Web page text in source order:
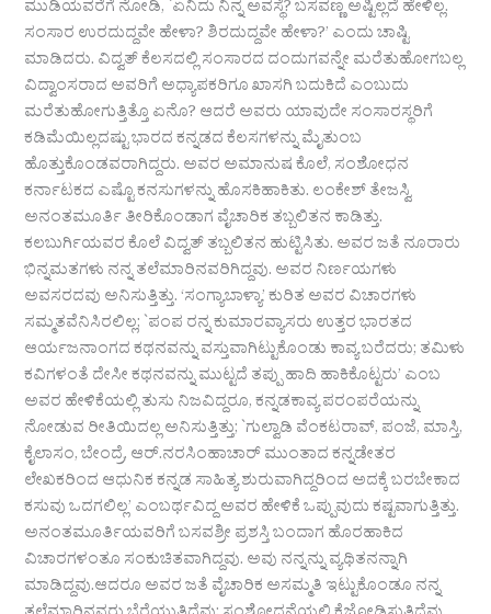
ಮುಡಿಯವರೆಗೆ ನೋಡಿ, `ಏನಿದು ನಿನ್ನ ಅವಸ್ಥೆ? ಬಸವಣ್ಣ ಅಷ್ಟಿಲ್ಲದೆ ಹೇಳಿಲ್ಲ.
ಸಂಸಾರ ಉರದುದ್ದವೇ ಹೇಳಾ? ಶಿರದುದ್ದವೇ ಹೇಳಾ?’ ಎಂದು ಚಾಷ್ಟಿ
ಮಾಡಿದರು. ವಿದ್ವತ್ ಕೆಲಸದಲ್ಲಿ ಸಂಸಾರದ ದಂದುಗವನ್ನೇ ಮರೆತುಹೋಗಬಲ್ಲ
ವಿದ್ವಾಂಸರಾದ ಅವರಿಗೆ ಅಧ್ಯಾಪಕರಿಗೂ ಖಾಸಗಿ ಬದುಕಿದೆ ಎಂಬುದು
ಮರೆತುಹೋಗುತ್ತಿತ್ತೊ ಏನೊ? ಆದರೆ ಅವರು ಯಾವುದೇ ಸಂಸಾರಸ್ಥರಿಗೆ
ಕಡಿಮೆಯಿಲ್ಲದಷ್ಟು ಭಾರದ ಕನ್ನಡದ ಕೆಲಸಗಳನ್ನು ಮೈತುಂಬ
ಹೊತ್ತುಕೊಂಡವರಾಗಿದ್ದರು. ಅವರ ಅಮಾನುಷ ಕೊಲೆ, ಸಂಶೋಧನ
ಕರ್ನಾಟಕದ ಎಷ್ಟೊ ಕನಸುಗಳನ್ನು ಹೊಸಕಿಹಾಕಿತು. ಲಂಕೇಶ್ ತೇಜಸ್ವಿ
ಅನಂತಮೂರ್ತಿ ತೀರಿಕೊಂಡಾಗ ವೈಚಾರಿಕ ತಬ್ಬಲಿತನ ಕಾಡಿತ್ತು.
ಕಲಬುರ್ಗಿಯವರ ಕೊಲೆ ವಿದ್ವತ್ ತಬ್ಬಲಿತನ ಹುಟ್ಟಿಸಿತು. ಅವರ ಜತೆ ನೂರಾರು
ಭಿನ್ನಮತಗಳು ನನ್ನ ತಲೆಮಾರಿನವರಿಗಿದ್ದವು. ಅವರ ನಿರ್ಣಯಗಳು
ಅವಸರದವು ಅನಿಸುತ್ತಿತ್ತು. ‘ಸಂಗ್ಯಾಬಾಳ್ಯಾ’ ಕುರಿತ ಅವರ ವಿಚಾರಗಳು
ಸಮ್ಮತವೆನಿಸಿರಲಿಲ್ಲ; `ಪಂಪ ರನ್ನ ಕುಮಾರವ್ಯಾಸರು ಉತ್ತರ ಭಾರತದ
ಆರ್ಯಜನಾಂಗದ ಕಥನವನ್ನು ವಸ್ತುವಾಗಿಟ್ಟುಕೊಂಡು ಕಾವ್ಯ ಬರೆದರು; ತಮಿಳು
ಕವಿಗಳಂತೆ ದೇಸೀ ಕಥನವನ್ನು ಮುಟ್ಟದೆ ತಪ್ಪು ಹಾದಿ ಹಾಕಿಕೊಟ್ಟರು’ ಎಂಬ
ಅವರ ಹೇಳಿಕೆಯಲ್ಲಿ ತುಸು ನಿಜವಿದ್ದರೂ, ಕನ್ನಡಕಾವ್ಯ ಪರಂಪರೆಯನ್ನು
ನೋಡುವ ರೀತಿಯಿದಲ್ಲ ಅನಿಸುತ್ತಿತ್ತು; `ಗುಲ್ವಾಡಿ ವೆಂಕಟರಾವ್, ಪಂಜೆ, ಮಾಸ್ತಿ,
ಕೈಲಾಸಂ, ಬೇಂದ್ರೆ, ಆರ್.ನರಸಿಂಹಾಚಾರ್ ಮುಂತಾದ ಕನ್ನಡೇತರ
ಲೇಖಕರಿಂದ ಆಧುನಿಕ ಕನ್ನಡ ಸಾಹಿತ್ಯ ಶುರುವಾಗಿದ್ದರಿಂದ ಅದಕ್ಕೆ ಬರಬೇಕಾದ
ಕಸುವು ಒದಗಲಿಲ್ಲ’ ಎಂಬರ್ಥವಿದ್ದ ಅವರ ಹೇಳಿಕೆ ಒಪ್ಪುವುದು ಕಷ್ಟವಾಗುತ್ತಿತ್ತು.
ಅನಂತಮೂರ್ತಿಯವರಿಗೆ ಬಸವಶ್ರೀ ಪ್ರಶಸ್ತಿ ಬಂದಾಗ ಹೊರಹಾಕಿದ
ವಿಚಾರಗಳಂತೂ ಸಂಕುಚಿತವಾಗಿದ್ದವು. ಅವು ನನ್ನನ್ನು ವ್ಯಥಿತನನ್ನಾಗಿ
ಮಾಡಿದ್ದವು.ಆದರೂ ಅವರ ಜತೆ ವೈಚಾರಿಕ ಅಸಮ್ಮತಿ ಇಟ್ಟುಕೊಂಡೂ ನನ್ನ